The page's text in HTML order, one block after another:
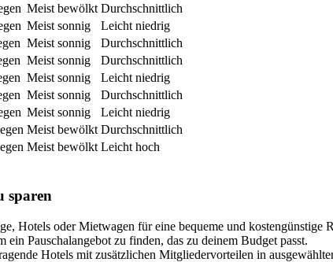
Meist bewölkt Durchschnittlich
Meist sonnig
Leicht niedrig
Meist sonnig
Durchschnittlich
Meist sonnig
Durchschnittlich
Meist sonnig
Leicht niedrig
Meist sonnig
Durchschnittlich
Meist sonnig
Leicht niedrig
Meist bewölkt Durchschnittlich
Meist bewölkt Leicht hoch
sparen
Hotels oder Mietwagen für eine bequeme und kostengünstige
Pauschalangebot zu finden, das zu deinem Budget passt.
Hotels mit zusätzlichen Mitgliedervorteilen in